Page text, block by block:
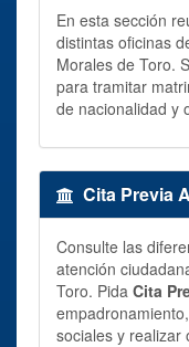
En esta sección
distintas oficinas
Morales de Toro.
para tramitar
de nacionalidad y
Cita Previa
Consulte las
atención
Toro. Pida Cita
sociales y realizar